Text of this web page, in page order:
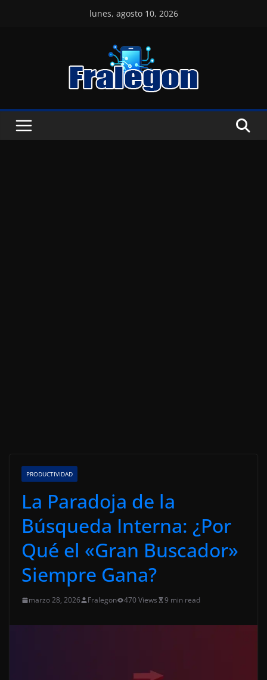
lunes, agosto 10, 2026
PRODUCTIVIDAD
La Paradoja de la
Búsqueda Interna: ¿Por
Qué el «Gran Buscador»
Siempre Gana?
marzo 28, 2026 Fralegon 470 Views 9 min read